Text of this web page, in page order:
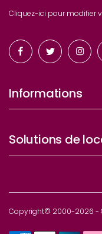
Cliquez-ici pour modifier
Informations
Solutions de
Copyright© 2000-2026 -